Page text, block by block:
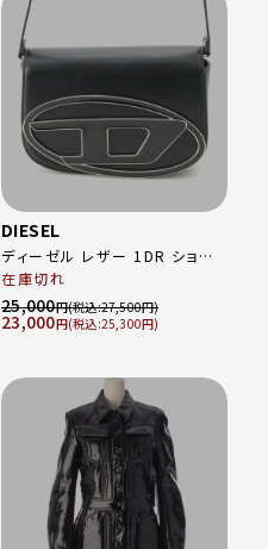
DIESEL
ディーゼル レザー 1DR ショル
ダーバッグ X09568 PR818 ブ
ラック
在庫切れ
25,000円 27,500
23,000円 25,300